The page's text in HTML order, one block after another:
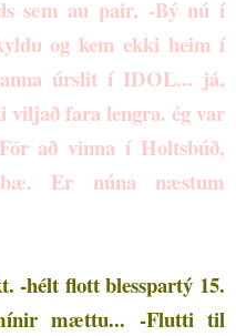
sem au pair, -Bý nú í
og kem ekki heim í
úrslit í IDOL... já,
viljað fara lengra. ég var
að vinna í Holtsbúð,
Er núna næstum
-hélt flott blesspartý 15.
mættu... -Flutti til